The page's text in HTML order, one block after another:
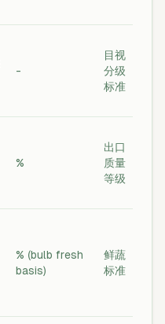
-
目视
分级
标准
%
出口
质量
等级
% (bulb fresh
basis)
鲜蔬
标准